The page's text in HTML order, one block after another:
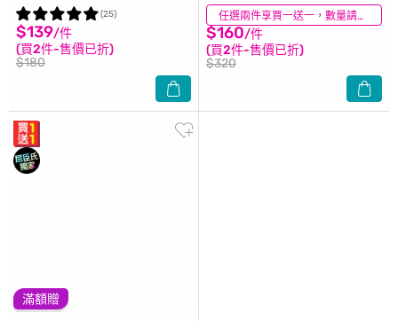
$139/件
(買2件-售價已折)
$180
(25) 任選兩件享買一送一，數量請選2件
$160/件
(買2件-售價已折)
$320
(4)
滿額贈